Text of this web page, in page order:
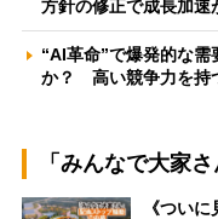
方針の修正で成長加
“AI革命”で爆発的な
か？ 高い競争力を持
「みんなで大家
《つい